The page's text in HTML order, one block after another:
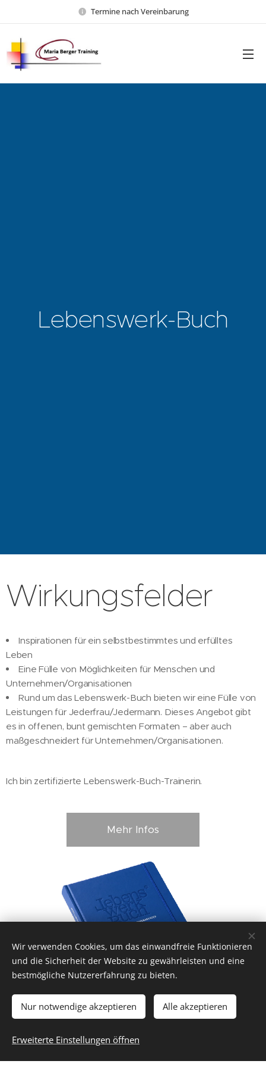
Termine nach Vereinbarung
Lebenswerk-Buch
Wirkungsfelder
Inspirationen für ein selbstbestimmtes und erfülltes
Leben
Eine Fülle von Möglichkeiten für Menschen und
Unternehmen/Organisationen
Rund um das Lebenswerk-Buch bieten wir eine Fülle von
Leistungen für Jederfrau/Jedermann. Dieses Angebot gibt
es in offenen, bunt gemischten Formaten – aber auch
maßgeschneidert für Unternehmen/Organisationen.
Ich bin zertifizierte Lebenswerk-Buch-Trainerin.
Mehr Infos
Weitere
Arbeitsfelder
Wir verwenden Cookies, um das einwandfreie Funktionieren
und die Sicherheit der Website zu gewährleisten und eine
bestmögliche Nutzererfahrung zu bieten.
Nur notwendige akzeptieren Alle akzeptieren
Erweiterte Einstellungen öffnen